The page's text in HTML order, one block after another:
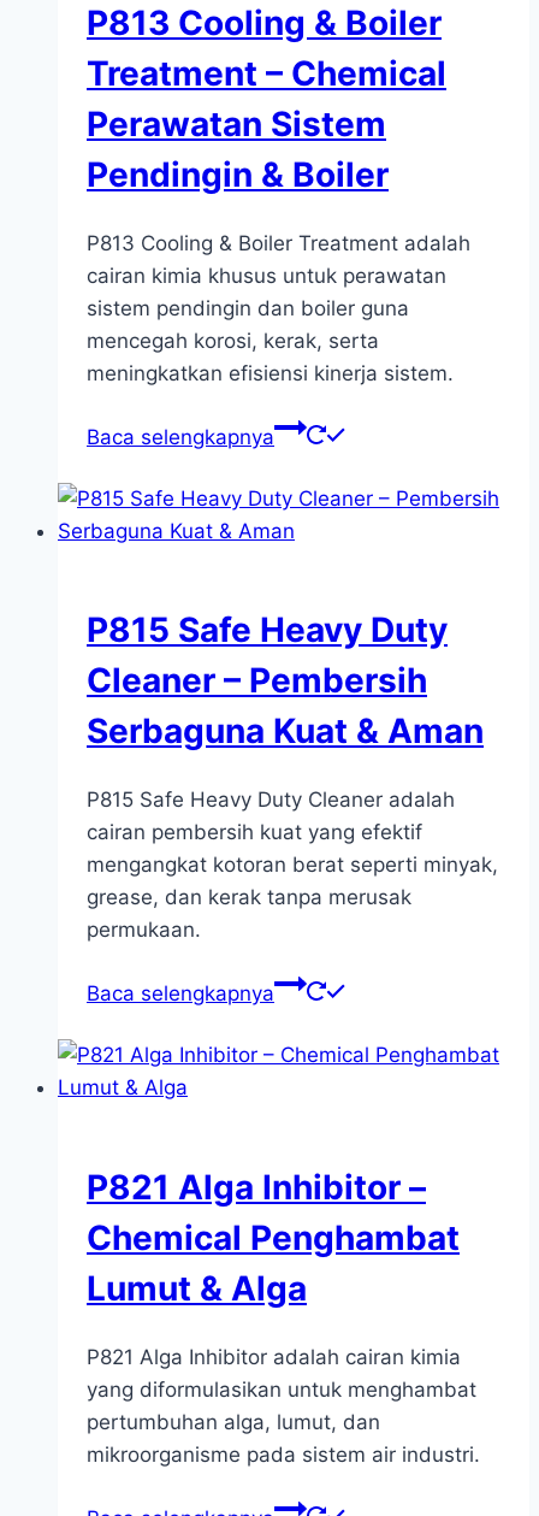
P813 Cooling & Boiler
Treatment – Chemical
Perawatan Sistem
Pendingin & Boiler
P813 Cooling & Boiler Treatment adalah
cairan kimia khusus untuk perawatan
sistem pendingin dan boiler guna
mencegah korosi, kerak, serta
meningkatkan efisiensi kinerja sistem.
Baca selengkapnya
P815 Safe Heavy Duty
Cleaner – Pembersih
Serbaguna Kuat & Aman
P815 Safe Heavy Duty Cleaner adalah
cairan pembersih kuat yang efektif
mengangkat kotoran berat seperti minyak,
grease, dan kerak tanpa merusak
permukaan.
Baca selengkapnya
P821 Alga Inhibitor –
Chemical Penghambat
Lumut & Alga
P821 Alga Inhibitor adalah cairan kimia
yang diformulasikan untuk menghambat
pertumbuhan alga, lumut, dan
mikroorganisme pada sistem air industri.